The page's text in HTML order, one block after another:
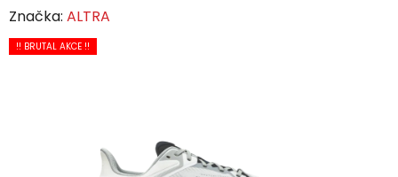
Značka: ALTRA
!! BRUTAL AKCE !!